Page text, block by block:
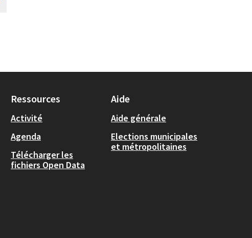
Ressources
Activité
Agenda
Télécharger les
fichiers Open Data
Aide
Aide générale
Elections municipales
et métropolitaines